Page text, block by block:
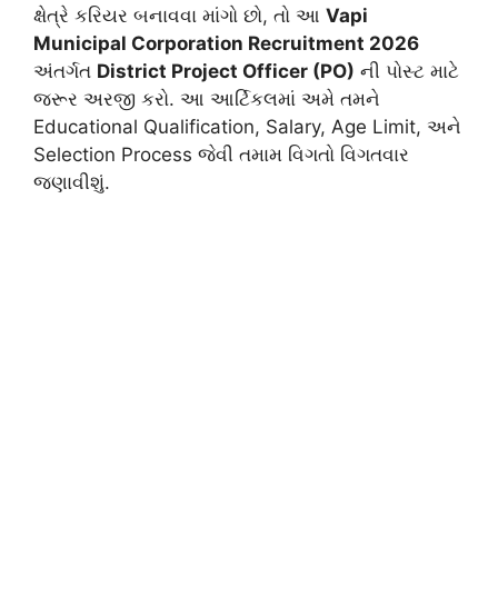
ક્ષેત્રે કરિયર બનાવવા માંગો છો, તો આ Vapi
Municipal Corporation Recruitment 2026
અંતર્ગત District Project Officer (PO) ની પોસ્ટ માટે
જરૂર અરજી કરો. આ આર્ટિકલમાં અમે તમને
Educational Qualification, Salary, Age Limit, અને
Selection Process જેવી તમામ વિગતો વિગતવાર
જણાવીશું.